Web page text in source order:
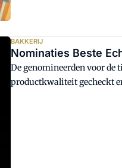
BAKKERIJ
Nominaties Beste
De genomineerden voor de
productkwaliteit gecheckt